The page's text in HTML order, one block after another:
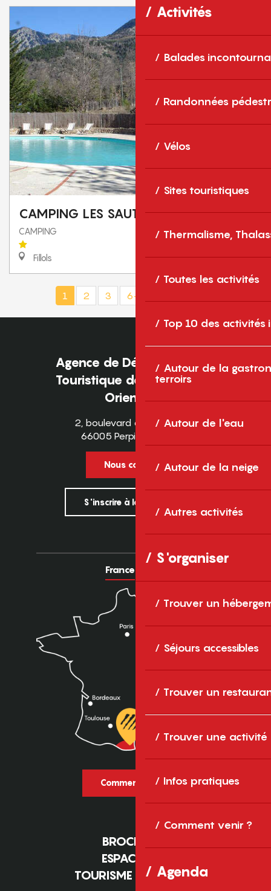
Activités
Balades
Randonnées
Vélos
Sites touristiques
Thermalisme,
Toutes les activités
Top 10 des activités
Autour de la
terroirs
Autour de l'eau
Autour de la neige
Autres activités
S'organiser
Trouver un
Séjours accessibles
Trouver un
Trouver une activité
Infos pratiques
Comment venir ?
Agenda
CAMPING LES SAUTERELLES
CAMPING
Fillols
1 2 3 6+
Agence de Développement
Touristique des Pyrénées-
Orientales
2, boulevard des Pyrénées
66005 Perpignan Cedex
Nous contacter
S'inscrire à la newsletter
France
Comment venir ?
BROCHURES
ESPACE PRO
TOURISME D'AFFAIRES